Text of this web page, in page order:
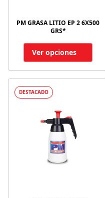
PM GRASA LITIO EP 2 6X500
GRS*
Ver opciones
DESTACADO